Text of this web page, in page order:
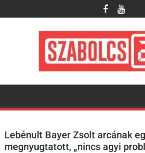
to
Lebénult Bayer Zsolt arcának
megnyugtatott, „nincs agyi